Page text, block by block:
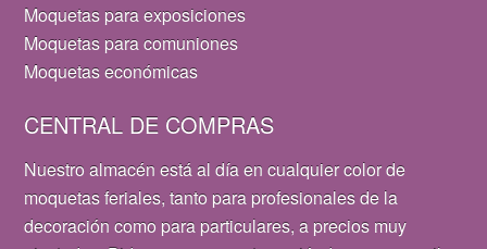
Moquetas para exposiciones
Moquetas para comuniones
Moquetas económicas
CENTRAL DE COMPRAS
Nuestro almacén está al día en cualquier color de
moquetas feriales, tanto para profesionales de la
decoración como para particulares, a precios muy